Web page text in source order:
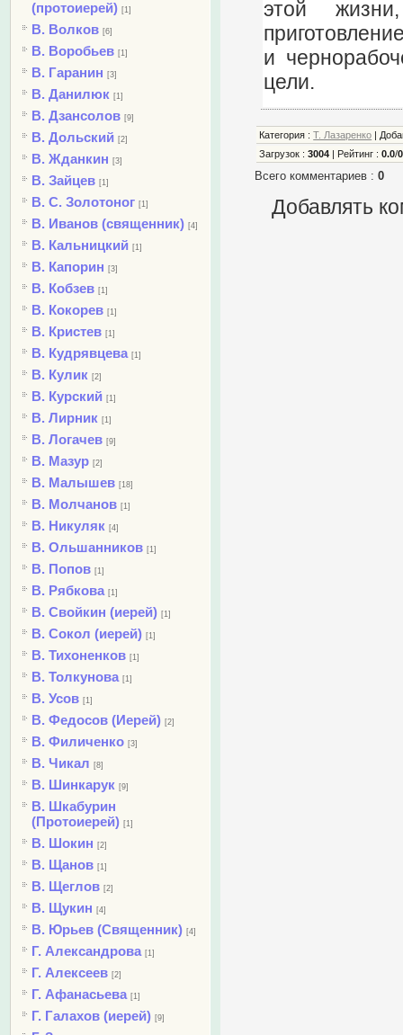
(протоиерей) [1]
В. Волков [6]
В. Воробьев [1]
В. Гаранин [3]
В. Данилюк [1]
В. Дзансолов [9]
В. Дольский [2]
В. Жданкин [3]
В. Зайцев [1]
В. С. Золотоног [1]
В. Иванов (священник) [4]
В. Кальницкий [1]
В. Капорин [3]
В. Кобзев [1]
В. Кокорев [1]
В. Кристев [1]
В. Кудрявцева [1]
В. Кулик [2]
В. Курский [1]
В. Лирник [1]
В. Логачев [9]
В. Мазур [2]
В. Малышев [18]
В. Молчанов [1]
В. Никуляк [4]
В. Ольшанников [1]
В. Попов [1]
В. Рябкова [1]
В. Свойкин (иерей) [1]
В. Сокол (иерей) [1]
В. Тихоненков [1]
В. Толкунова [1]
В. Усов [1]
В. Федосов (Иерей) [2]
В. Филиченко [3]
В. Чикал [8]
В. Шинкарук [9]
В. Шкабурин
(Протоиерей) [1]
В. Шокин [2]
В. Щанов [1]
В. Щеглов [2]
В. Щукин [4]
В. Юрьев (Священник) [4]
Г. Александрова [1]
Г. Алексеев [2]
Г. Афанасьева [1]
Г. Галахов (иерей) [9]
этой
и
цели.
Категория :Т. Лазаренко
Загрузок :3004 Рейтинг :0.0/0
Всего комментариев :0
Добавлять